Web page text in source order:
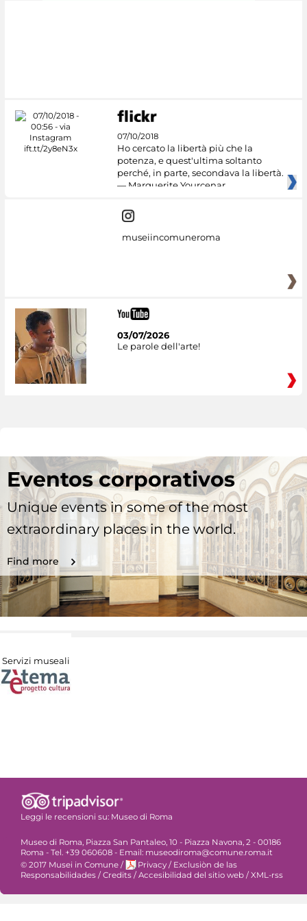
07/10/2018
Ho cercato la libertà più che la
potenza, e quest'ultima soltanto
perché, in parte, secondava la libertà.
— Marguerite Yourcenar
museiincomuneroma
03/07/2026
Le parole dell'arte!
Eventos corporativos
Unique events in some of the most
extraordinary places in the world.
Find more
Servizi museali
Leggi le recensioni su: Museo di Roma
Museo di Roma, Piazza San Pantaleo, 10 - Piazza Navona, 2 - 00186
Roma - Tel. +39 060608 - Email: museodiroma@comune.roma.it
© 2017 Musei in Comune / Privacy / Exclusiòn de las
Responsabilidades /Credits /Accesibilidad del sitio web /XML-rss